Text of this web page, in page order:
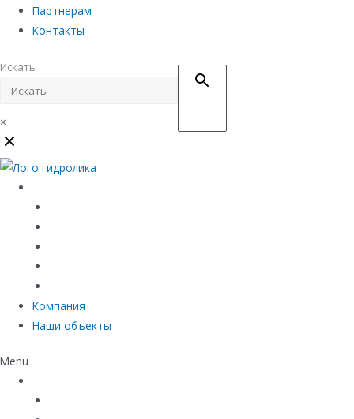
Партнерам
Контакты
Искать
×
Компания
Наши объекты
Menu